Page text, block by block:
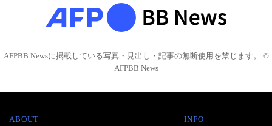
AFPBB Newsに掲載している写真・見出し・記事の無断使用を禁じます。 ©
AFPBB News
ABOUT INFO